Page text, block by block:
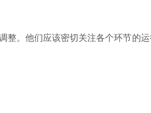
。他们应该密切关注各个环节的